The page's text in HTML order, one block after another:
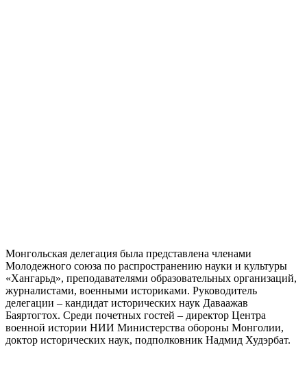
Монгольская делегация была представлена членами
Молодежного союза по распространению науки и культуры
«Хангарьд», преподавателями образовательных организаций,
журналистами, военными историками. Руководитель
делегации – кандидат исторических наук Даваажав
Баяртогтох. Среди почетных гостей – директор Центра
военной истории НИИ Министерства обороны Монголии,
доктор исторических наук, подполковник Надмид Худэрбат.